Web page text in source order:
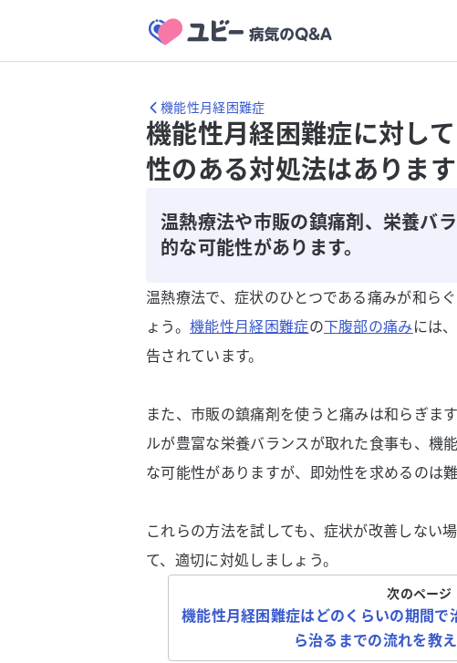
機能性月経困難症
機能性月経困難症に対し
性のある対処法はありま
温熱療法や市販の鎮痛剤、栄養バ
的な可能性があります。
温熱療法で、症状のひとつである痛みが和ら
ょう。 機能性月経困難症の下腹部の痛み には
告されています。
また、市販の鎮痛剤を使うと痛みは和らぎま
ルが豊富な栄養バランスが取れた食事も、機
な可能性がありますが、即効性を求めるのは難
これらの方法を試しても、症状が改善しない
て、適切に対処しましょう。
次のページ
機能性月経困難症はどのくらいの期間
ら治るまでの流れを教え